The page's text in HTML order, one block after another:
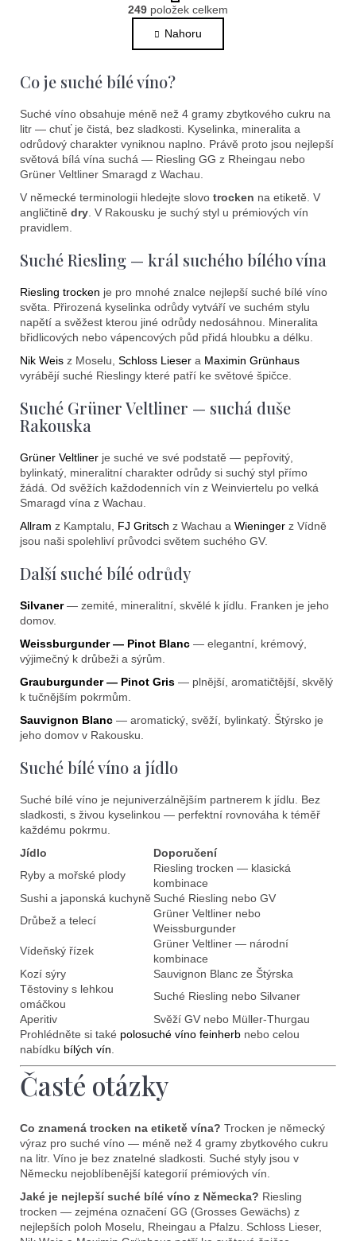
v
l
á
c
í
p
r
v
k
y
p
s
u
r
á
n
k
n
í
249 položek celkem
Nahoru
Co je suché bílé víno?
Suché víno obsahuje méně než 4 gramy zbytkového cukru na
litr — chuť je čistá, bez sladkosti. Kyselinka, mineralita a
odrůdový charakter vyniknou naplno. Právě proto jsou nejlepší
světová bílá vína suchá — Riesling GG z Rheingau nebo
Grüner Veltliner Smaragd z Wachau.
V německé terminologii hledejte slovo trocken na etiketě. V
angličtině dry. V Rakousku je suchý styl u prémiových vín
pravidlem.
Suché Riesling — král suchého bílého vína
Riesling trocken je pro mnohé znalce nejlepší suché bílé víno
světa. Přirozená kyselinka odrůdy vytváří ve suchém stylu
napětí a svěžest kterou jiné odrůdy nedosáhnou. Mineralita
břidlicových nebo vápencových půd přidá hloubku a délku.
Nik Weis z Moselu, Schloss Lieser a Maximin Grünhaus
vyrábějí suché Rieslingy které patří ke světové špičce.
Suché Grüner Veltliner — suchá duše
Rakouska
Grüner Veltliner je suché ve své podstatě — pepřovitý,
bylinkatý, mineralitní charakter odrůdy si suchý styl přímo
žádá. Od svěžích každodenních vín z Weinviertelu po velká
Smaragd vína z Wachau.
Allram z Kamptalu, FJ Gritsch z Wachau a Wieninger z Vídně
jsou naši spolehliví průvodci světem suchého GV.
Další suché bílé odrůdy
Silvaner— zemité, mineralitní, skvělé k jídlu. Franken je jeho
domov.
Weissburgunder — Pinot Blanc — elegantní, krémový,
výjimečný k drůbeži a sýrům.
Grauburgunder — Pinot Gris — plnější, aromatičtější, skvělý
k tučnějším pokrmům.
Sauvignon Blanc — aromatický, svěží, bylinkatý. Štýrsko je
jeho domov v Rakousku.
Suché bílé víno a jídlo
Suché bílé víno je nejuniverzálnějším partnerem k jídlu. Bez
sladkosti, s živou kyselinkou — perfektní rovnováha k téměř
každému pokrmu.
Jídlo
Doporučení
Ryby a mořské plody
Riesling trocken — klasická
kombinace
Sushi a japonská kuchyně Suché Riesling nebo GV
Drůbež a telecí
Grüner Veltliner nebo
Weissburgunder
Vídeňský řízek
Grüner Veltliner — národní
kombinace
Kozí sýry
Sauvignon Blanc ze Štýrska
Těstoviny s lehkou
omáčkou
Suché Riesling nebo Silvaner
Aperitiv
Svěží GV nebo Müller-Thurgau
Prohlédněte si také polosuché víno feinherb nebo celou
nabídku bílých vín.
Časté otázky
Co znamená trocken na etiketě vína? Trocken je německý
výraz pro suché víno — méně než 4 gramy zbytkového cukru
na litr. Víno je bez znatelné sladkosti. Suché styly jsou v
Německu nejoblíbenější kategorií prémiových vín.
Jaké je nejlepší suché bílé víno z Německa? Riesling
trocken — zejména označení GG (Grosses Gewächs) z
nejlepších poloh Moselu, Rheingau a Pfalzu. Schloss Lieser,